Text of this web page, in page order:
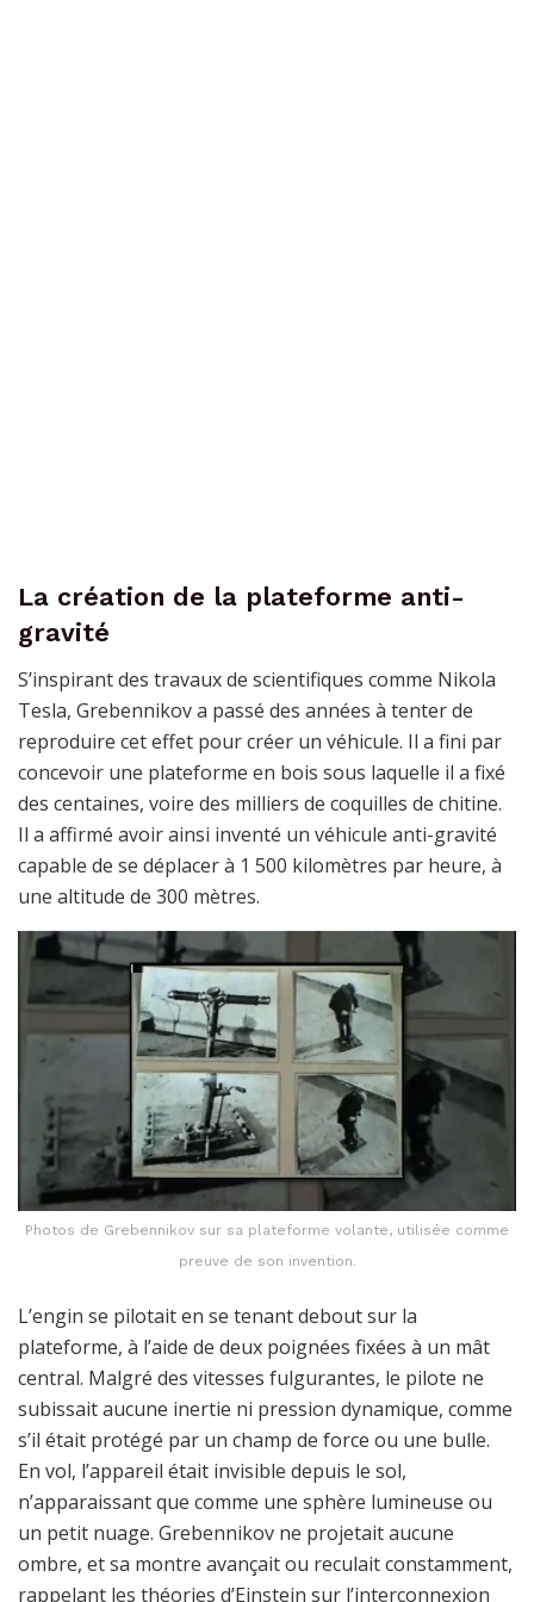
La création de la plateforme anti-
gravité
S’inspirant des travaux de scientifiques comme Nikola
Tesla, Grebennikov a passé des années à tenter de
reproduire cet effet pour créer un véhicule. Il a fini par
concevoir une plateforme en bois sous laquelle il a fixé
des centaines, voire des milliers de coquilles de chitine.
Il a affirmé avoir ainsi inventé un véhicule anti-gravité
capable de se déplacer à 1 500 kilomètres par heure, à
une altitude de 300 mètres.
Photos de Grebennikov sur sa plateforme volante, utilisée comme
preuve de son invention.
L’engin se pilotait en se tenant debout sur la
plateforme, à l’aide de deux poignées fixées à un mât
central. Malgré des vitesses fulgurantes, le pilote ne
subissait aucune inertie ni pression dynamique, comme
s’il était protégé par un champ de force ou une bulle.
En vol, l’appareil était invisible depuis le sol,
n’apparaissant que comme une sphère lumineuse ou
un petit nuage. Grebennikov ne projetait aucune
ombre, et sa montre avançait ou reculait constamment,
rappelant les théories d’Einstein sur l’interconnexion